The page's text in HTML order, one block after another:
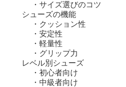
・ サイズ選びのコツ
シューズの機能
・ クッション性
・ 安定性
・ 軽量性
・ グリップ力
レベル別シューズ
・ 初心者向け
・ 中級者向け